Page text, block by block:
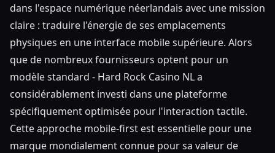
dans l'espace numérique néerlandais avec une mission
claire : traduire l'énergie de ses emplacements
physiques en une interface mobile supérieure. Alors
que de nombreux fournisseurs optent pour un
modèle standard - Hard Rock Casino NL a
considérablement investi dans une plateforme
spécifiquement optimisée pour l'interaction tactile.
Cette approche mobile-first est essentielle pour une
marque mondialement connue pour sa valeur de